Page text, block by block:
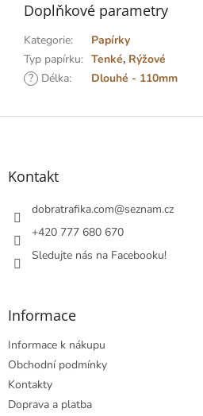
Doplňkové parametry
Kategorie:
Papírky
Typ papírku: Tenké, Rýžové
? Délka: Dlouhé - 110mm
Z
Kontakt
dobratrafika.com@seznam.cz
+420 777 680 670
Sledujte nás na Facebooku!
Informace
Informace k nákupu
Obchodní podmínky
Kontakty
Doprava a platba